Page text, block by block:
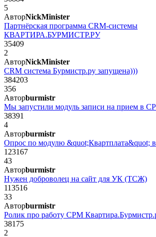
5
АвторNickMinister
Партнёрская программа CRM-системы
КВАРТИРА.БУРМИСТР.РУ
35409
2
АвторNickMinister
CRM система Бурмистр.ру запущена)))
384203
356
Авторburmistr
Мы запустили модуль записи на прием в
38391
4
Авторburmistr
Опрос по модулю &quot;Квартплата&quot;
123167
43
Авторburmistr
Нужен доброволец на сайт для УК (ТСЖ)
113516
33
Авторburmistr
Ролик про работу СРМ
38175
2